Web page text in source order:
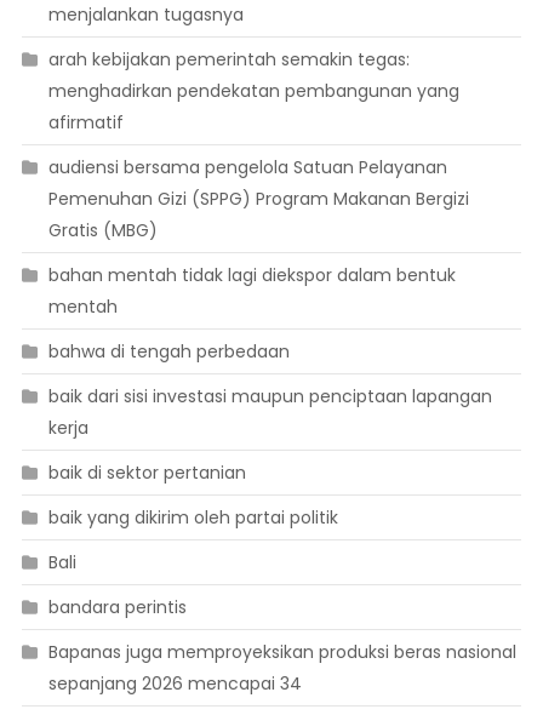
menjalankan tugasnya
arah kebijakan pemerintah semakin tegas:
menghadirkan pendekatan pembangunan yang
afirmatif
audiensi bersama pengelola Satuan Pelayanan
Pemenuhan Gizi (SPPG) Program Makanan Bergizi
Gratis (MBG)
bahan mentah tidak lagi diekspor dalam bentuk
mentah
bahwa di tengah perbedaan
baik dari sisi investasi maupun penciptaan lapangan
kerja
baik di sektor pertanian
baik yang dikirim oleh partai politik
Bali
bandara perintis
Bapanas juga memproyeksikan produksi beras nasional
sepanjang 2026 mencapai 34